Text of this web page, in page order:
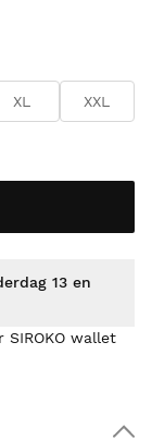
XL XXL
wallet
13 en